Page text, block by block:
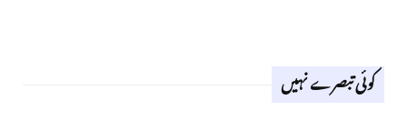
کوئی تبصرے نہیں